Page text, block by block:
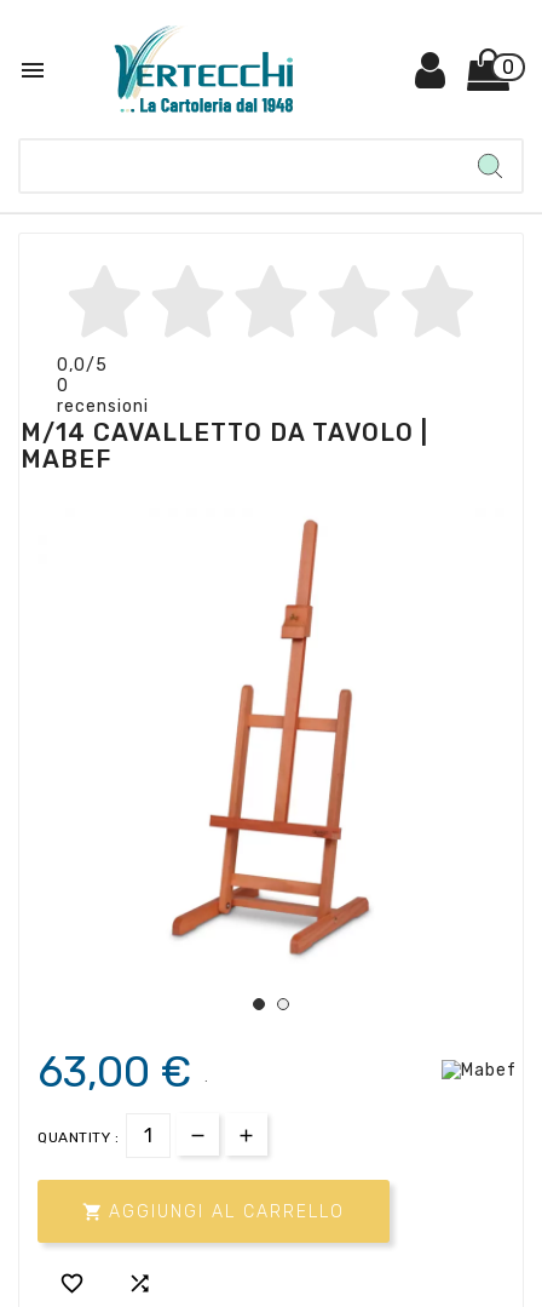
 0
0,0/5
0
recensioni
M/14 CAVALLETTO DA TAVOLO |
MABEF
63,00 € .
QUANTITY :
 AGGIUNGI AL CARRELLO
 